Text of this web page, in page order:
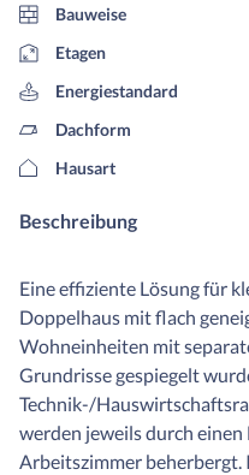
Bauweise
Etagen
Energiestandard
Dachform
Hausart
Beschreibung
Eine effiziente Lösung für
Doppelhaus mit flach
Wohneinheiten mit
Grundrisse gespiegelt
Technik-/
werden jeweils durch einen
Arbeitszimmer beherbergt.